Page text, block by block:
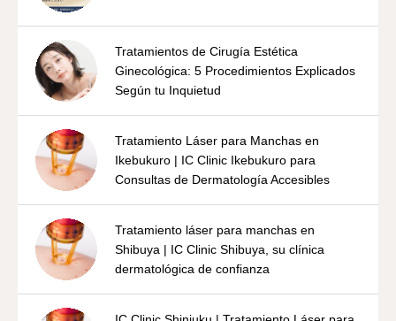
Tratamientos de Cirugía Estética
Ginecológica: 5 Procedimientos Explicados
Según tu Inquietud
Tratamiento Láser para Manchas en
Ikebukuro | IC Clinic Ikebukuro para
Consultas de Dermatología Accesibles
Tratamiento láser para manchas en
Shibuya | IC Clinic Shibuya, su clínica
dermatológica de confianza